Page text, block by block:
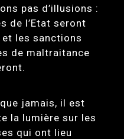
pas d’illusions :
de l’Etat seront
et les sanctions
de maltraitance
jamais, il est
la lumière sur les
qui ont lieu